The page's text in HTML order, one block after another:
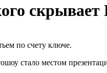
скрывает
по счету ключе.
стало местом